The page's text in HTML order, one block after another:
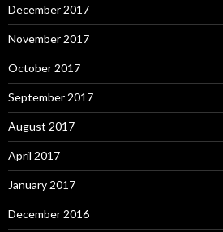
December 2017
November 2017
October 2017
September 2017
August 2017
April 2017
January 2017
December 2016